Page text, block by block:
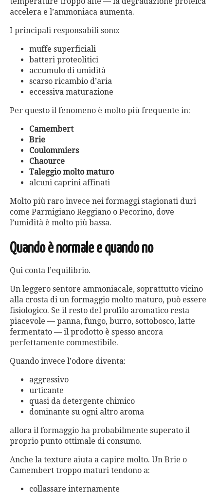
accelera e l’ammoniaca aumenta.
I principali responsabili sono:
muffe superficiali
batteri proteolitici
accumulo di umidità
scarso ricambio d’aria
eccessiva maturazione
Per questo il fenomeno è molto più frequente in:
Camembert
Brie
Coulommiers
Chaource
Taleggio molto maturo
alcuni caprini affinati
Molto più raro invece nei formaggi stagionati duri
come Parmigiano Reggiano o Pecorino, dove
l’umidità è molto più bassa.
Quando è normale e quando no
Qui conta l’equilibrio.
Un leggero sentore ammoniacale, soprattutto vicino
alla crosta di un formaggio molto maturo, può essere
fisiologico. Se il resto del profilo aromatico resta
piacevole — panna, fungo, burro, sottobosco, latte
fermentato — il prodotto è spesso ancora
perfettamente commestibile.
Quando invece l’odore diventa:
aggressivo
urticante
quasi da detergente chimico
dominante su ogni altro aroma
allora il formaggio ha probabilmente superato il
proprio punto ottimale di consumo.
Anche la texture aiuta a capire molto. Un Brie o
Camembert troppo maturi tendono a:
collassare internamente